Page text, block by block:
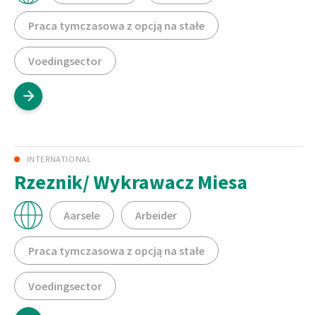
Praca tymczasowa z opcją na stałe
Voedingsector
INTERNATIONAL
Rzeznik/ Wykrawacz Miesa
Aarsele Arbeider
Praca tymczasowa z opcją na stałe
Voedingsector